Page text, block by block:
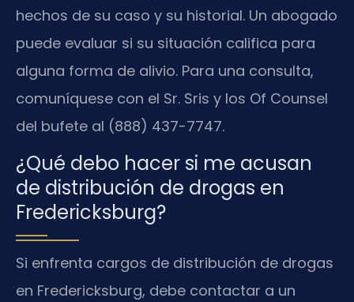
hechos de su caso y su historial. Un abogado
puede evaluar si su situación califica para
alguna forma de alivio. Para una consulta,
comuníquese con el Sr. Sris y los Of Counsel
del bufete al (888) 437-7747.
¿Qué debo hacer si me acusan
de distribución de drogas en
Fredericksburg?
Si enfrenta cargos de distribución de drogas
en Fredericksburg, debe contactar a un